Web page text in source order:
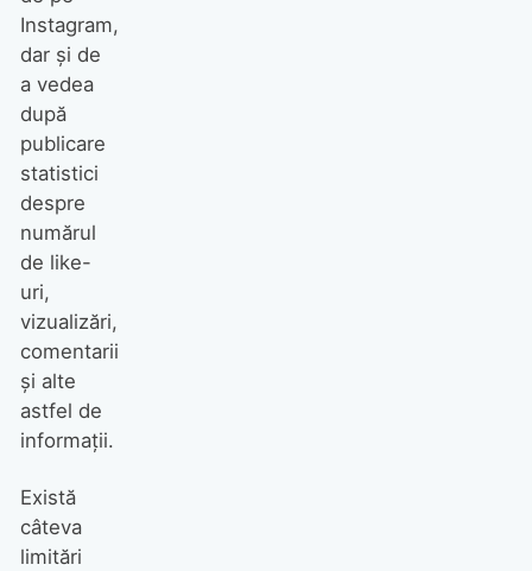
Instagram,
dar și de
a vedea
după
publicare
statistici
despre
numărul
de like-
uri,
vizualizări,
comentarii
și alte
astfel de
informații.
Există
câteva
limitări